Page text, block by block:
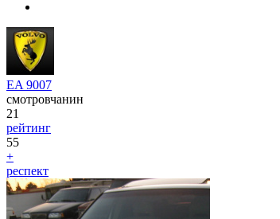
EA 9007
смотровчанин
21
рейтинг
55
+
респект